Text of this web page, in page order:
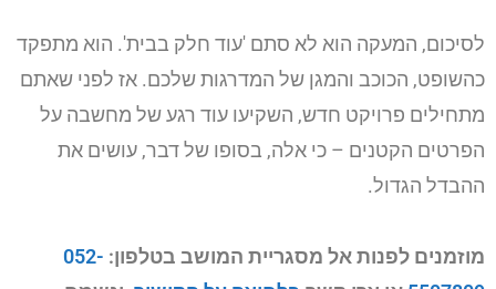
לסיכום, המעקה הוא לא סתם 'עוד חלק בבית'. הוא מתפקד
כהשופט, הכוכב והמגן של המדרגות שלכם. אז לפני שאתם
מתחילים פרויקט חדש, השקיעו עוד רגע של מחשבה על
הפרטים הקטנים – כי אלה, בסופו של דבר, עושים את
ההבדל הגדול.
מוזמנים לפנות אל מסגריית המושב בטלפון: 052-